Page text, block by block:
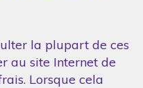
la plupart de ces
au site Internet de
Lorsque cela